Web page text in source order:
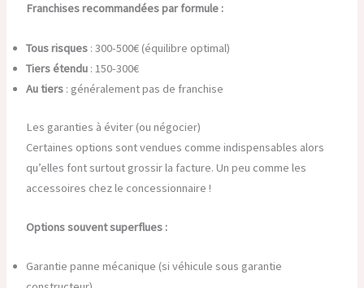
Franchises recommandées par formule :
Tous risques: 300-500€ (équilibre optimal)
Tiers étendu: 150-300€
Au tiers: généralement pas de franchise
Les garanties à éviter (ou négocier)
Certaines options sont vendues comme indispensables alors
qu’elles font surtout grossir la facture. Un peu comme les
accessoires chez le concessionnaire !
Options souvent superflues :
Garantie panne mécanique (si véhicule sous garantie